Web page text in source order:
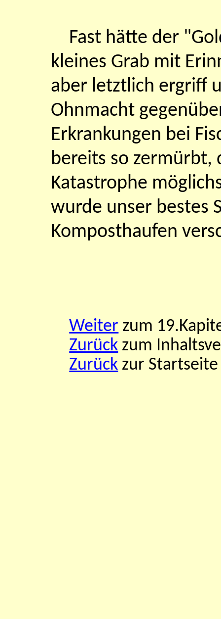
Fast hätte der
kleines Grab mit
aber letztlich ergriff
Ohnmacht
Erkrankungen bei
bereits so zermürbt,
Katastrophe
wurde unser bestes
Komposthaufen
Weiter zum
Zurück zum
Zurück zur Startseite